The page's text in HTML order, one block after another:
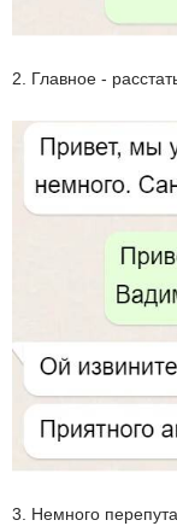
2. Главное -
3. Немного